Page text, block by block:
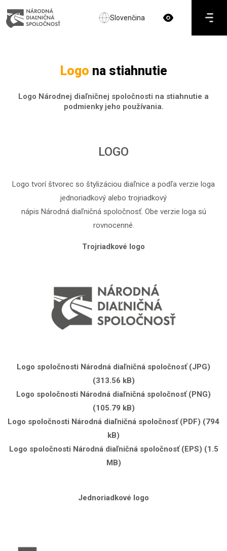
Slovenčina
Logo na stiahnutie
Logo Národnej diaľničnej spoločnosti na stiahnutie a
podmienky jeho používania.
LOGO
Logo tvorí štvorec so štylizáciou diaľnice a podľa verzie loga
jednoriadkový alebo trojriadkový
nápis Národná diaľničná spoločnosť. Obe verzie loga sú
rovnocenné.
Trojriadkové logo
Logo spoločnosti Národná diaľničná spoločnosť (JPG)
(313.56 kB)
Logo spoločnosti Národná diaľničná spoločnosť (PNG)
(105.79 kB)
Logo spoločnosti Národná diaľničná spoločnosť (PDF) (794
kB)
Logo spoločnosti Národná diaľničná spoločnosť (EPS) (1.5
MB)
Jednoriadkové logo